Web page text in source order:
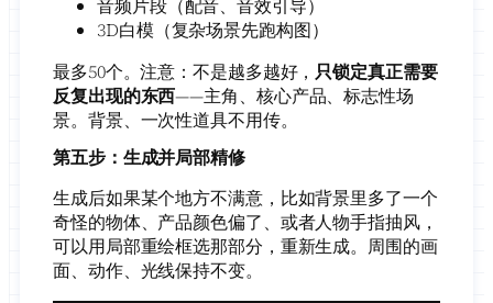
音频片段（配音、音效引导）
3D白模（复杂场景先跑构图）
最多50个。注意：不是越多越好， 只锁定真正需要
反复出现的东西——主角、核心产品、标志性场
景。背景、一次性道具不用传。
第五步：生成并局部精修
生成后如果某个地方不满意，比如背景里多了一个
奇怪的物体、产品颜色偏了、或者人物手指抽风，
可以用局部重绘框选那部分，重新生成。周围的画
面、动作、光线保持不变。